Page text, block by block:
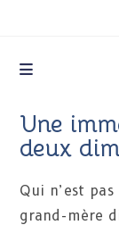
Une
deux
Qui n’est
grand-mère